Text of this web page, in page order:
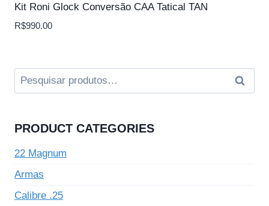
Kit Roni Glock Conversão CAA Tatical TAN
R$990.00
Pesquisar
por:
PRODUCT CATEGORIES
22 Magnum
Armas
Calibre .25